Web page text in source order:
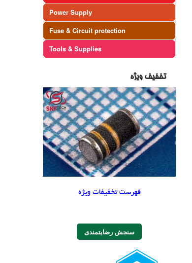
Power Supply
Fuse & Circuit protection
Tools & Supplies
تخفیف ویژه
فهرست تخفیفات ویژه
سنجش رضایتمندی